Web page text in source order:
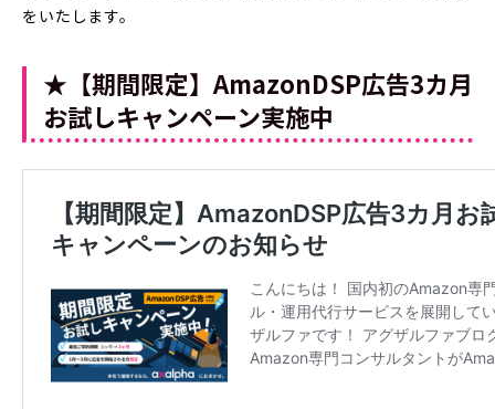
をいたします。
★【期間限定】AmazonDSP広告3カ月
お試しキャンペーン実施中